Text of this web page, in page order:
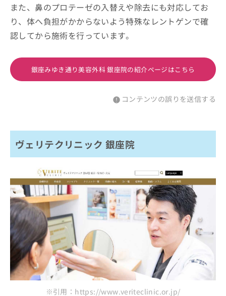
また、鼻のプロテーゼの入替えや除去にも対応してお
り、体へ負担がかからないよう特殊なレントゲンで確
認してから施術を行っています。
銀座みゆき通り美容外科 銀座院の紹介ページはこちら
コンテンツの誤りを送信する
ヴェリテクリニック 銀座院
※引用：https://www.veriteclinic.or.jp/